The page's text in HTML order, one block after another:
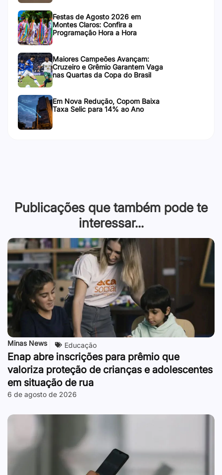
Festas de Agosto 2026 em
Montes Claros: Confira a
Programação Hora a Hora
Maiores Campeões Avançam:
Cruzeiro e Grêmio Garantem Vaga
nas Quartas da Copa do Brasil
Em Nova Redução, Copom Baixa
Taxa Selic para 14% ao Ano
Publicações que também pode te
interessar...
Minas News Educação
Enap abre inscrições para prêmio que
valoriza proteção de crianças e adolescentes
em situação de rua
6 de agosto de 2026